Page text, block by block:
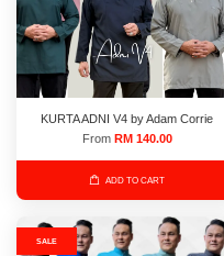
KURTA ADNI V4 by Adam Corrie
From RM 140.00
ADD TO CART
SALE